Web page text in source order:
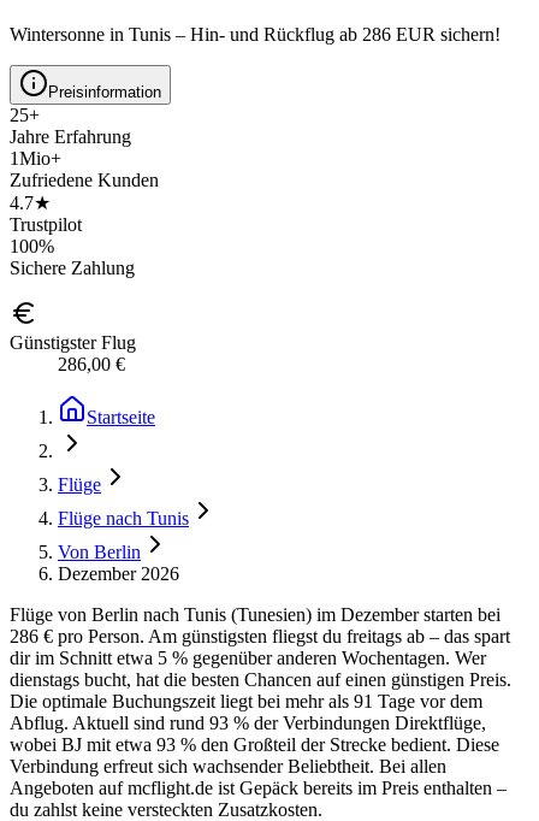
Wintersonne in Tunis – Hin- und Rückflug ab 286 EUR sichern!
Preisinformation
25+
Jahre Erfahrung
1Mio+
Zufriedene Kunden
4.7★
Trustpilot
100%
Sichere Zahlung
Günstigster Flug
286,00 €
Startseite
Flüge
Flüge nach Tunis
Von Berlin
Dezember 2026
Flüge von Berlin nach Tunis (Tunesien) im Dezember starten bei
286 € pro Person. Am günstigsten fliegst du freitags ab – das spart
dir im Schnitt etwa 5 % gegenüber anderen Wochentagen. Wer
dienstags bucht, hat die besten Chancen auf einen günstigen Preis.
Die optimale Buchungszeit liegt bei mehr als 91 Tage vor dem
Abflug. Aktuell sind rund 93 % der Verbindungen Direktflüge,
wobei BJ mit etwa 93 % den Großteil der Strecke bedient. Diese
Verbindung erfreut sich wachsender Beliebtheit. Bei allen
Angeboten auf mcflight.de ist Gepäck bereits im Preis enthalten –
du zahlst keine versteckten Zusatzkosten.